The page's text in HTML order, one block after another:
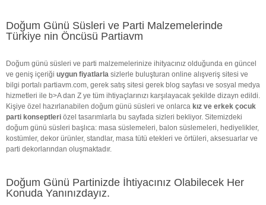
Doğum Günü Süsleri ve Parti Malzemelerinde
Türkiye nin Öncüsü Partiavm
Doğum günü süsleri ve parti malzemelerinize ihityacınız olduğunda en güncel
ve geniş içeriği uygun fiyatlarla sizlerle buluşturan online alışveriş sitesi ve
bilgi portalı partiavm.com, gerek satış sitesi gerek blog sayfası ve sosyal medya
hizmetleri ile b>A dan Z ye tüm ihtiyaçlarınızı karşılayacak şekilde dizayn edildi.
Kişiye özel hazırlanabilen doğum günü süsleri ve onlarca kız ve erkek çocuk
parti konseptleri özel tasarımlarla bu sayfada sizleri bekliyor. Sitemizdeki
doğum günü süsleri başlıca: masa süslemeleri, balon süslemeleri, hediyelikler,
kostümler, dekor ürünler, standlar, masa tütü etekleri ve örtüleri, aksesuarlar ve
parti dekorlarından oluşmaktadır.
Doğum Günü Partinizde İhtiyacınız Olabilecek Her
Konuda Yanınızdayız.